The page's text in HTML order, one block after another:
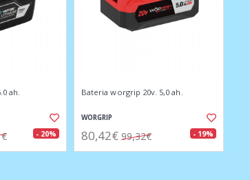
ah.
- 20%
Bateria worgrip 20v. 5,0 ah.
WORGRIP
80,42€ 99,32€ - 19%